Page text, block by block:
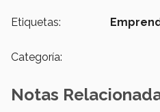
Etiquetas:
Categoría:
Notas